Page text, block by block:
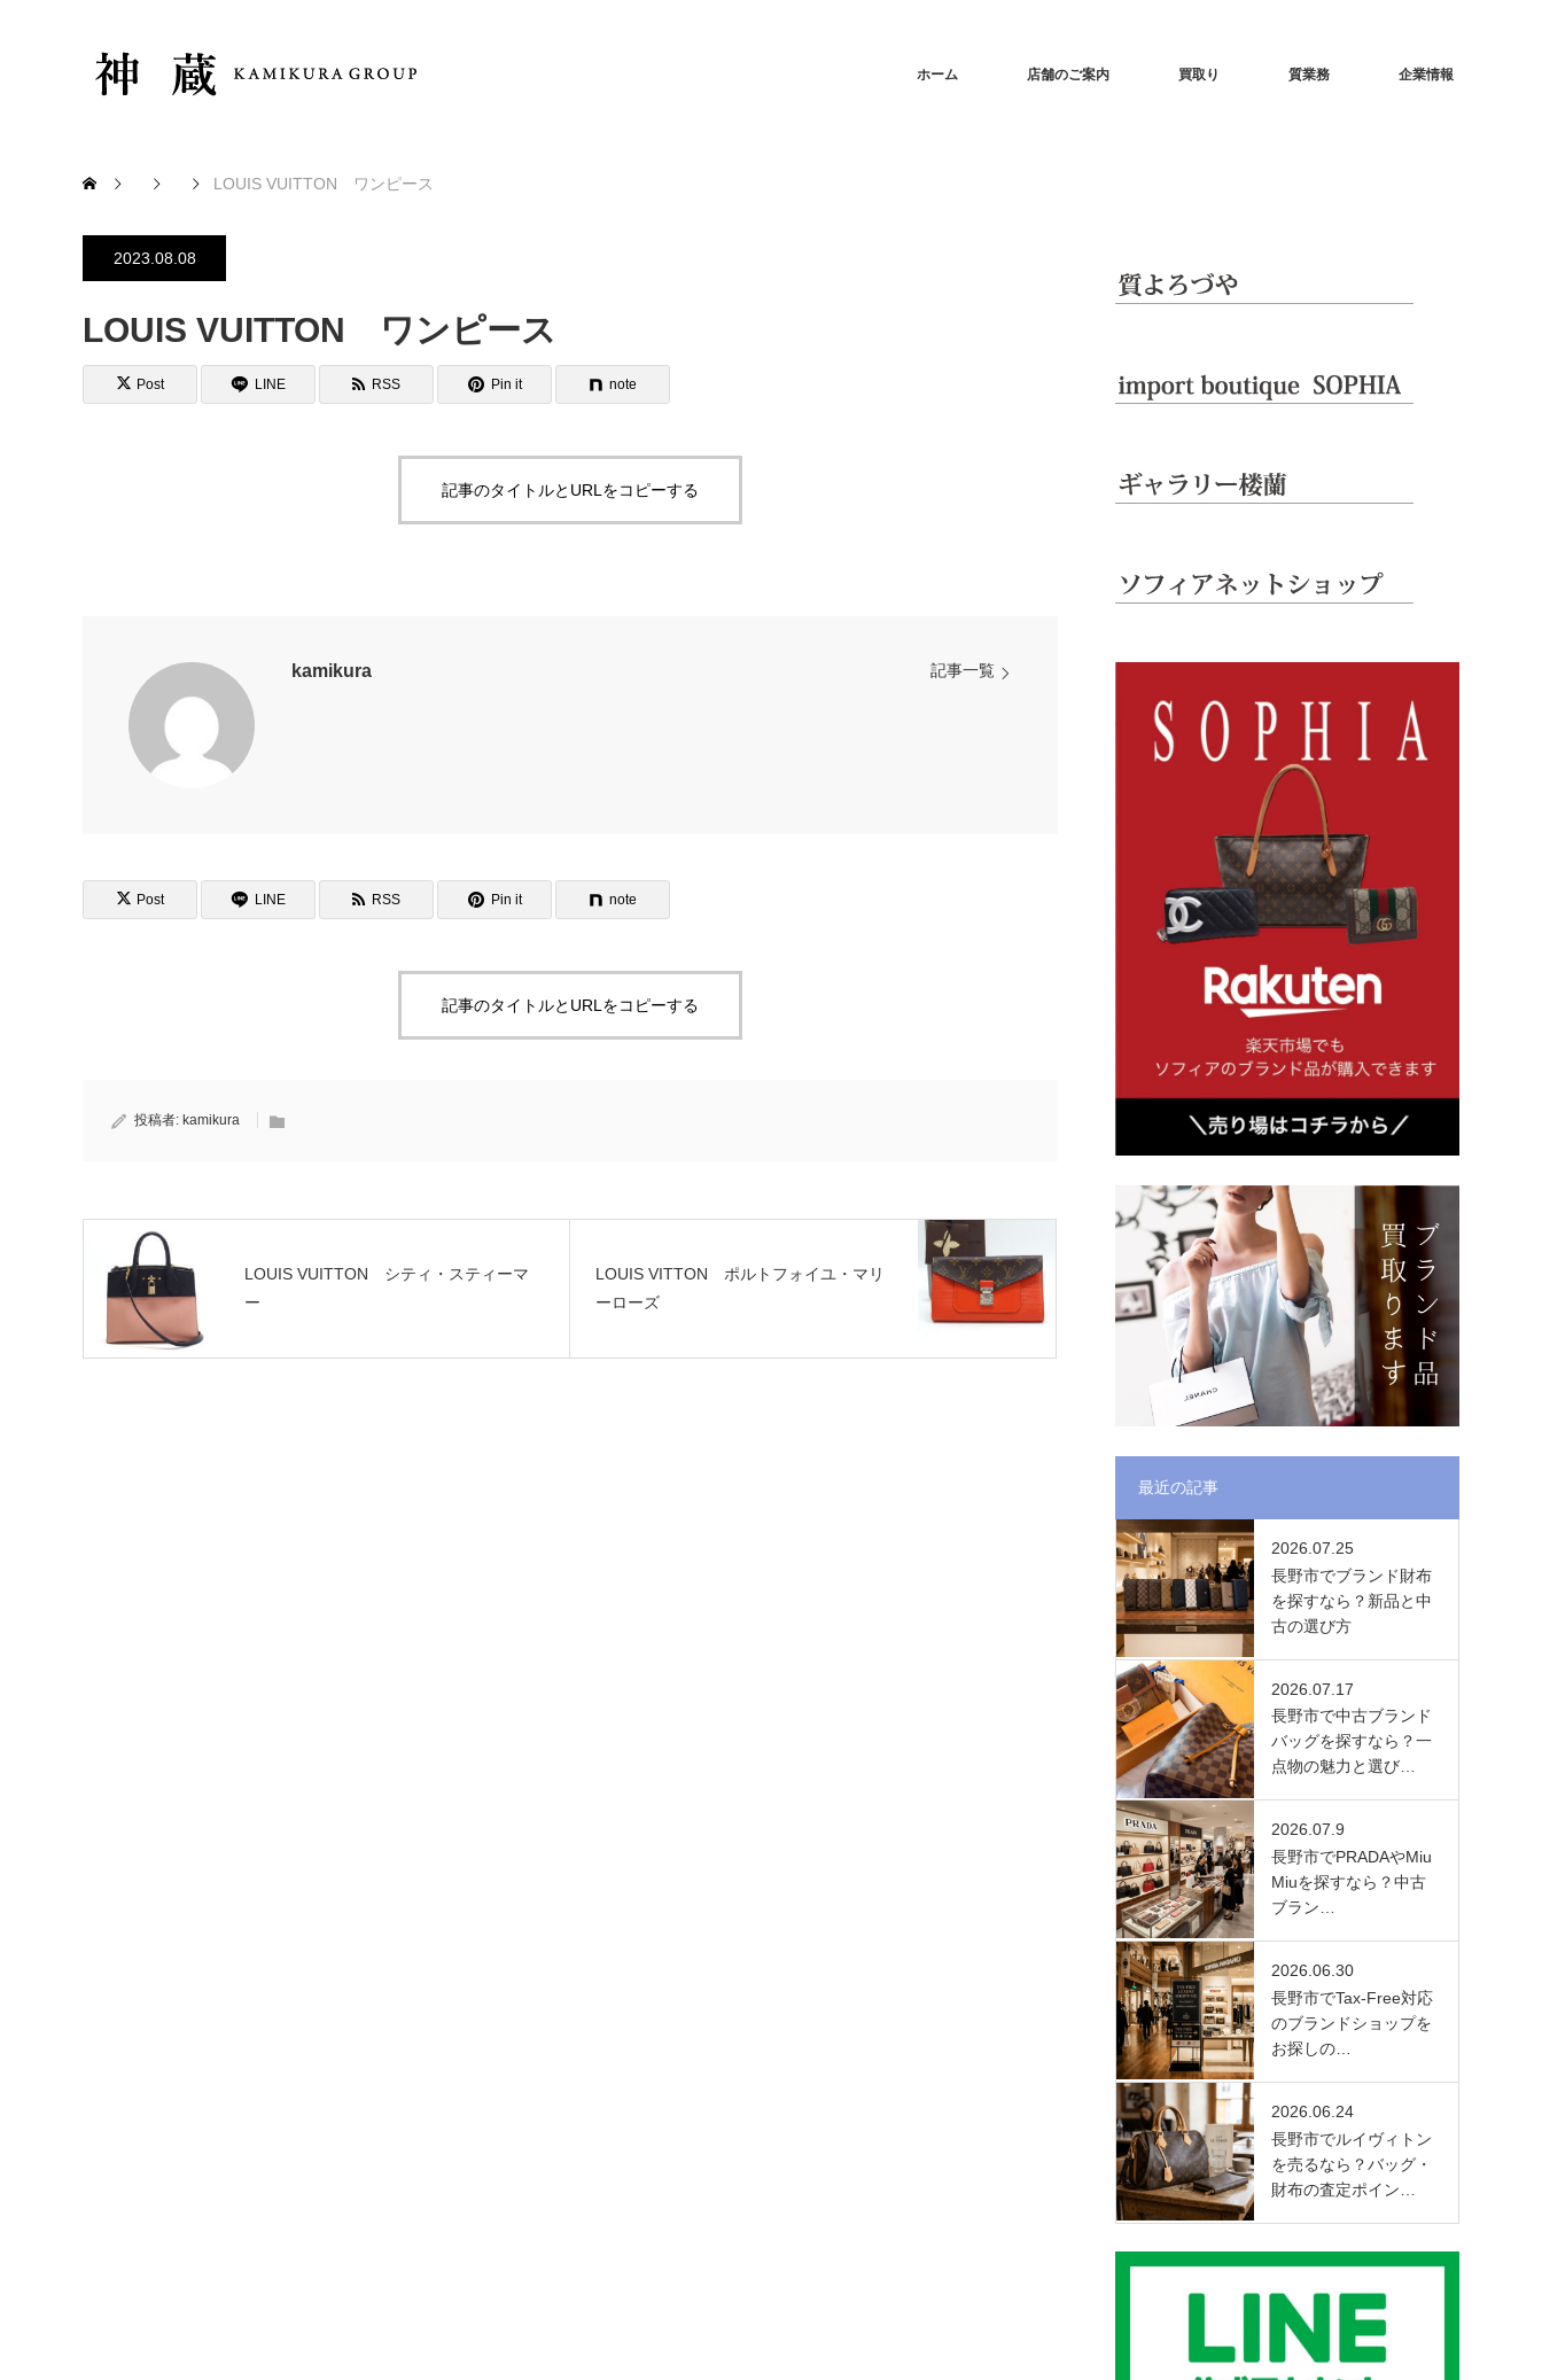
ホーム 店舗のご案内 買取り 質業務 企業情報
LOUIS VUITTON ワンピース
2023.08.08
LOUIS VUITTON ワンピース
Post LINE RSS Pin it note
記事のタイトルとURLをコピーする
kamikura 記事一覧
Post LINE RSS Pin it note
記事のタイトルとURLをコピーする
投稿者: kamikura
LOUIS VUITTON シティ・スティーマ
ー
LOUIS VITTON ポルトフォイユ・マリ
ーローズ
最近の記事
2026.07.25
長野市でブランド財布
を探すなら？新品と中
古の選び方
2026.07.17
長野市で中古ブランド
バッグを探すなら？一
点物の魅力と選び…
2026.07.9
長野市でPRADAやMiu
Miuを探すなら？中古
ブラン…
2026.06.30
長野市でTax-Free対応
のブランドショップを
お探しの…
2026.06.24
長野市でルイヴィトン
を売るなら？バッグ・
財布の査定ポイン…